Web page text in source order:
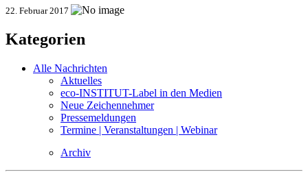
22. Februar 2017
Kategorien
Alle Nachrichten
Aktuelles
eco-INSTITUT-Label in den Medien
Neue Zeichennehmer
Pressemeldungen
Termine | Veranstaltungen | Webinar
Archiv